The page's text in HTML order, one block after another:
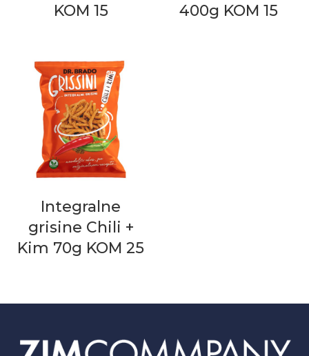
KOM 15
400g KOM 15
Integralne
grisine Chili +
Kim 70g KOM 25